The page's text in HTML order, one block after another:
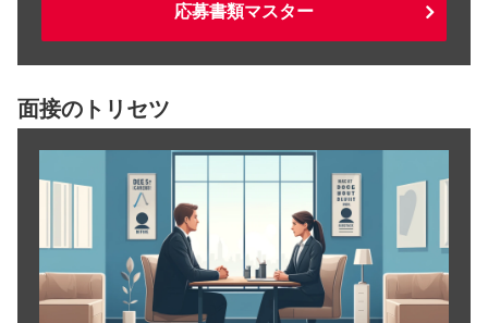
応募書類マスター
面接のトリセツ